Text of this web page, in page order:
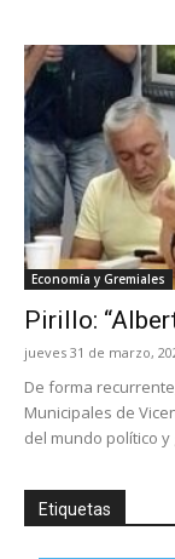
Economía y Gremiales
Pirillo:
jueves 31 de marzo,
De forma
Municipales de
del mundo político y
Etiquetas